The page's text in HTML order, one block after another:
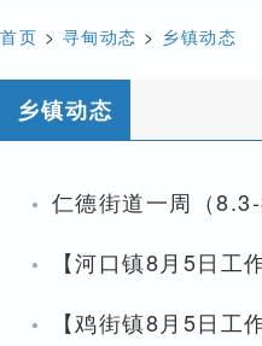
首页 > 寻甸动态 > 乡镇动态
乡镇动态
· 仁德街道一周（
· 【河口镇8月5日工
· 【鸡街镇8月5日工